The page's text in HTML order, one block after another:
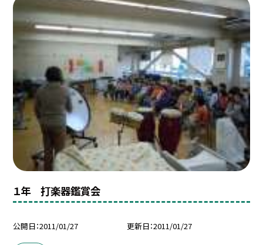
１年 打楽器鑑賞会
公開日 2011/01/27 更新日 2011/01/27